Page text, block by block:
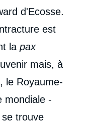
d'Ecosse.
est
la pax
mais, à
le Royaume-
mondiale -
trouve